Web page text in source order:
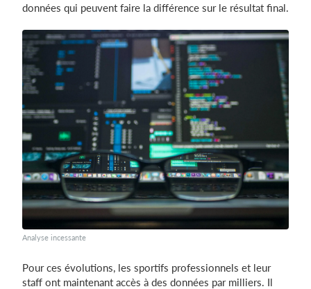
données qui peuvent faire la différence sur le résultat final.
Analyse incessante
Pour ces évolutions, les sportifs professionnels et leur
staff ont maintenant accès à des données par milliers. Il